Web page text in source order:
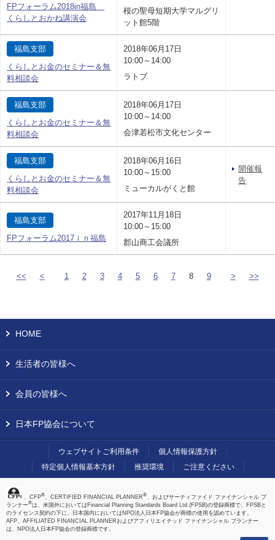
FPフォーラム2018in福島
くらしとおかね講演会
桜の聖母短期大学マルグリ
ット館5階
福島支部
くらしとお金のセミナー＆無
料相談会
2018年06月17日
10:00～14:00
ラトブ
福島支部
くらしとお金のセミナー＆無
料相談会
2018年06月17日
10:00～14:00
会津若松市文化センター
福島支部
くらしとお金のセミナー＆無
料相談会
2018年06月16日
10:00～15:00
ミューカルがくと館
開催報
告
福島支部
FPフォーラム2017ｉｎ福島
2017年11月18日
10:00～15:00
郡山商工会議所
<< < 1 2 3 4 5 6 7 8 9 > >>
HOME
生活者の皆様へ
会員の皆様へ
日本FP協会について
ウェブサイトご利用条件
個人情報保護方針
特定個人情報基本方針
推奨環境 ご注意ください
、CFP®、CERTIFIED FINANCIAL PLANNER®、およびサーティファイド ファイナンシャル プ
ランナー®は、米国外においてはFinancial Planning Standards Board Ltd.(FPSB)の登録商標で、FPSBと
のライセンス契約の下に、日本国内においてはNPO法人日本FP協会が商標の使用を認めています。
AFP、AFFILIATED FINANCIAL PLANNERおよびアフィリエイテッド ファイナンシャル プランナー
は、NPO法人日本FP協会の登録商標です。